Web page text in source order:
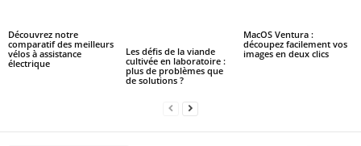
Découvrez notre
comparatif des meilleurs
vélos à assistance
électrique
Les défis de la viande
cultivée en laboratoire :
plus de problèmes que
de solutions ?
MacOS Ventura :
découpez facilement vos
images en deux clics